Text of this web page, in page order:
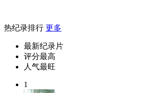
热纪录排行 更多
最新纪录片
评分最高
人气最旺
1